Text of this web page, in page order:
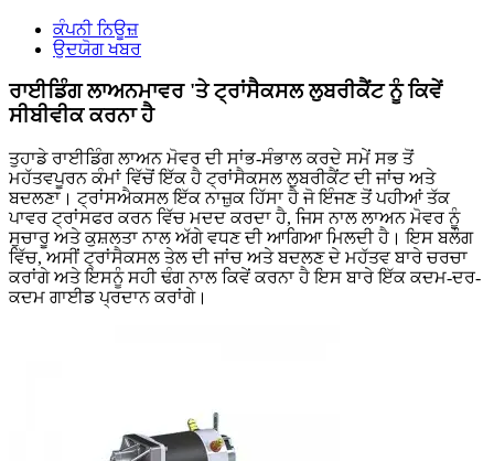
ਕੰਪਨੀ ਨਿਊਜ਼
ਉਦਯੋਗ ਖਬਰ
ਰਾਈਡਿੰਗ ਲਾਅਨਮਾਵਰ 'ਤੇ ਟ੍ਰਾਂਸੈਕਸਲ ਲੁਬਰੀਕੈਂਟ ਨੂੰ ਕਿਵੇਂ
ਸੀਬੀਵੀਕ ਕਰਨਾ ਹੈ
ਤੁਹਾਡੇ ਰਾਈਡਿੰਗ ਲਾਅਨ ਮੋਵਰ ਦੀ ਸਾਂਭ-ਸੰਭਾਲ ਕਰਦੇ ਸਮੇਂ ਸਭ ਤੋਂ
ਮਹੱਤਵਪੂਰਨ ਕੰਮਾਂ ਵਿੱਚੋਂ ਇੱਕ ਹੈ ਟ੍ਰਾਂਸੈਕਸਲ ਲੁਬਰੀਕੈਂਟ ਦੀ ਜਾਂਚ ਅਤੇ
ਬਦਲਣਾ। ਟ੍ਰਾਂਸਐਕਸਲ ਇੱਕ ਨਾਜ਼ੁਕ ਹਿੱਸਾ ਹੈ ਜੋ ਇੰਜਣ ਤੋਂ ਪਹੀਆਂ ਤੱਕ
ਪਾਵਰ ਟ੍ਰਾਂਸਫਰ ਕਰਨ ਵਿੱਚ ਮਦਦ ਕਰਦਾ ਹੈ, ਜਿਸ ਨਾਲ ਲਾਅਨ ਮੋਵਰ ਨੂੰ
ਸੁਚਾਰੂ ਅਤੇ ਕੁਸ਼ਲਤਾ ਨਾਲ ਅੱਗੇ ਵਧਣ ਦੀ ਆਗਿਆ ਮਿਲਦੀ ਹੈ। ਇਸ ਬਲੌਗ
ਵਿੱਚ, ਅਸੀਂ ਟ੍ਰਾਂਸੈਕਸਲ ਤੇਲ ਦੀ ਜਾਂਚ ਅਤੇ ਬਦਲਣ ਦੇ ਮਹੱਤਵ ਬਾਰੇ ਚਰਚਾ
ਕਰਾਂਗੇ ਅਤੇ ਇਸਨੂੰ ਸਹੀ ਢੰਗ ਨਾਲ ਕਿਵੇਂ ਕਰਨਾ ਹੈ ਇਸ ਬਾਰੇ ਇੱਕ ਕਦਮ-ਦਰ-
ਕਦਮ ਗਾਈਡ ਪ੍ਰਦਾਨ ਕਰਾਂਗੇ।